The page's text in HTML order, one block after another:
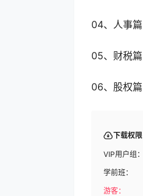
04、人事篇
05、财税篇
06、股权篇
下载权限
VIP用户组：
学前班：
游客：